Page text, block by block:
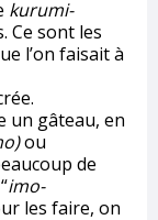
kurumi-
Ce sont les
l’on faisait à
un gâteau, en
ou
de
imo-
les faire, on